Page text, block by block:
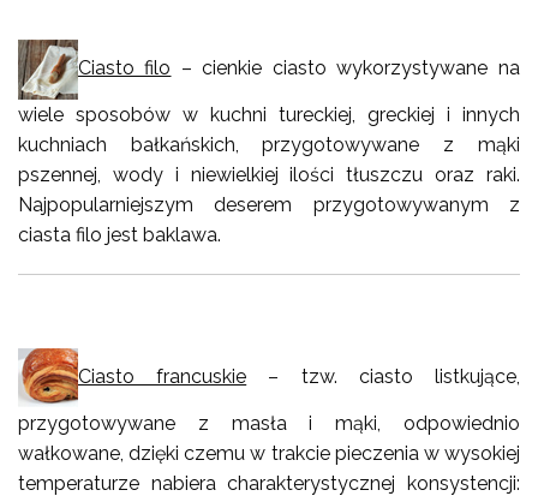
Ciasto filo – cienkie ciasto wykorzystywane na
wiele sposobów w kuchni tureckiej, greckiej i innych
kuchniach bałkańskich, przygotowywane z mąki
pszennej, wody i niewielkiej ilości tłuszczu oraz raki.
Najpopularniejszym deserem przygotowywanym z
ciasta filo jest baklawa.
Ciasto francuskie – tzw. ciasto listkujące,
przygotowywane z masła i mąki, odpowiednio
wałkowane, dzięki czemu w trakcie pieczenia w wysokiej
temperaturze nabiera charakterystycznej konsystencji: